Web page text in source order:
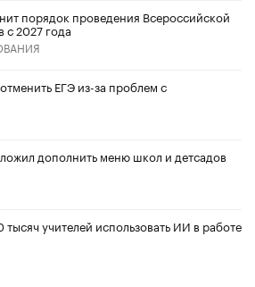
порядок проведения Всероссийской
2027 года
ЕГЭ из-за проблем с
дополнить меню школ и детсадов
учителей использовать ИИ в работе